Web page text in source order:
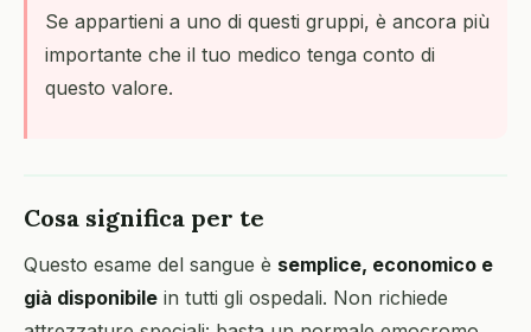
Se appartieni a uno di questi gruppi, è ancora più
importante che il tuo medico tenga conto di
questo valore.
Cosa significa per te
Questo esame del sangue è semplice, economico e
già disponibile in tutti gli ospedali. Non richiede